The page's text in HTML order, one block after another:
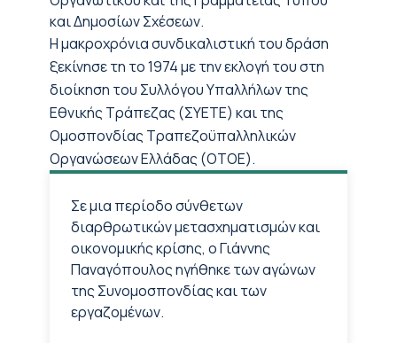
και Δημοσίων Σχέσεων.
Η μακροχρόνια συνδικαλιστική του δράση
ξεκίνησε τη το 1974 με την εκλογή του στη
διοίκηση του Συλλόγου Υπαλλήλων της
Εθνικής Τράπεζας (ΣΥΕΤΕ) και της
Ομοσπονδίας Τραπεζοϋπαλληλικών
Οργανώσεων Ελλάδας (ΟΤΟΕ).
Σε μια περίοδο σύνθετων
διαρθρωτικών μετασχηματισμών και
οικονομικής κρίσης, ο Γιάννης
Παναγόπουλος ηγήθηκε των αγώνων
της Συνομοσπονδίας και των
εργαζομένων.